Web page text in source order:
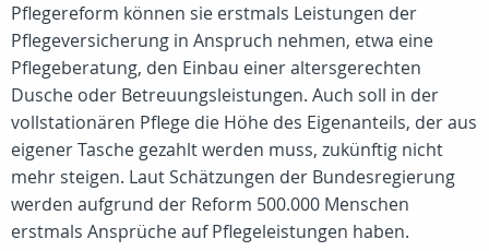
Pflegereform können sie erstmals Leistungen der
Pflegeversicherung in Anspruch nehmen, etwa eine
Pflegeberatung, den Einbau einer altersgerechten
Dusche oder Betreuungsleistungen. Auch soll in der
vollstationären Pflege die Höhe des Eigenanteils, der aus
eigener Tasche gezahlt werden muss, zukünftig nicht
mehr steigen. Laut Schätzungen der Bundesregierung
werden aufgrund der Reform 500.000 Menschen
erstmals Ansprüche auf Pflegeleistungen haben.